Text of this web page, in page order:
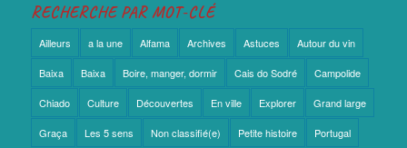
RECHERCHE PAR MOT-CLÉ
Ailleurs a la une Alfama Archives Astuces Autour du vin
Baixa Baixa Boire, manger, dormir Cais do Sodré Campolide
Chiado Culture Découvertes En ville Explorer Grand large
Graça Les 5 sens Non classifié(e) Petite histoire Portugal